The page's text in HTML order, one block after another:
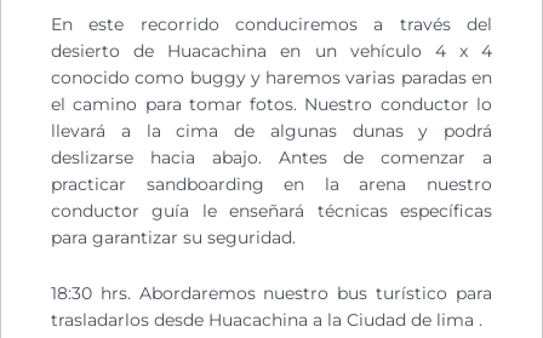
En este recorrido conduciremos a través del
desierto de Huacachina en un vehículo 4 x 4
conocido como buggy y haremos varias paradas en
el camino para tomar fotos. Nuestro conductor lo
llevará a la cima de algunas dunas y podrá
deslizarse hacia abajo. Antes de comenzar a
practicar sandboarding en la arena nuestro
conductor guía le enseñará técnicas específicas
para garantizar su seguridad.
18:30 hrs. Abordaremos nuestro bus turístico para
trasladarlos desde Huacachina a la Ciudad de lima .